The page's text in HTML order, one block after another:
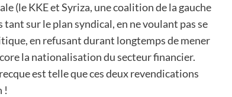
(le KKE et Syriza, une coalition de la gauche
sur le plan syndical, en ne voulant pas se
en refusant durant longtemps de mener
la nationalisation du secteur financier.
est telle que ces deux revendications
!